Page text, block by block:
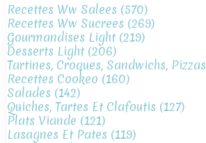
Recettes Ww Salees (570)
Recettes Ww Sucrees (269)
Gourmandises Light(219)
Desserts Light(206)
Tartines, Croques, Sandwichs, Pizzas
Recettes Cookeo (160)
Salades (142)
Quiches, Tartes Et Clafoutis (127)
Plats Viande (121)
Lasagnes Et Pates (119)